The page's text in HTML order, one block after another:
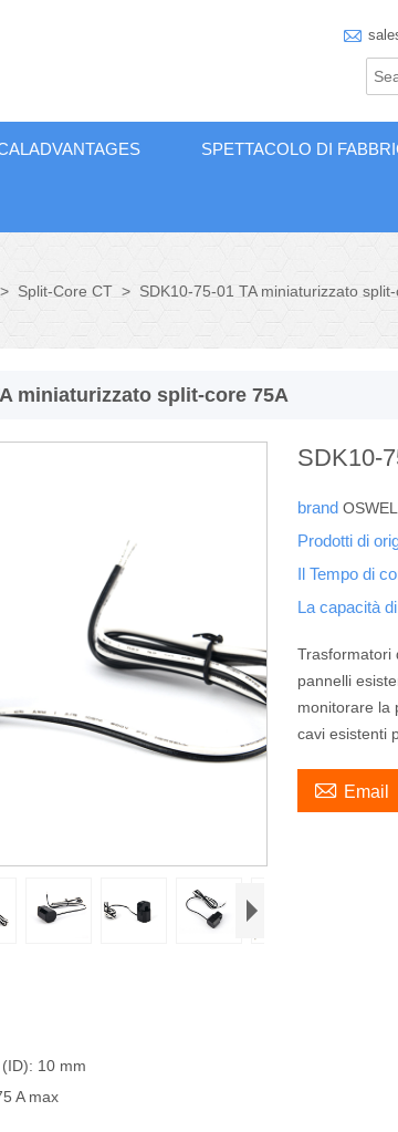

SPETTACOLO DI
> Split-Core CT > SDK10-75-01 TA miniaturizzato
miniaturizzato split-core 75A
SDK10-
brand
Prodotti di
Il Tempo di
La capacità
Trasformatori
pannelli
monitorare la
cavi esistenti
 Email
10 mm
A max